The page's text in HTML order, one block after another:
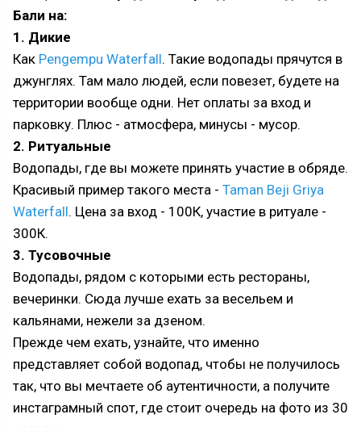
Бали на:
1. Дикие
Как Pengempu Waterfall. Такие водопады прячутся в
джунглях. Там мало людей, если повезет, будете на
территории вообще одни. Нет оплаты за вход и
парковку. Плюс - атмосфера, минусы - мусор.
2. Ритуальные
Водопады, где вы можете принять участие в обряде.
Красивый пример такого места - Taman Beji Griya
Waterfall. Цена за вход - 100К, участие в ритуале -
300К.
3. Тусовочные
Водопады, рядом с которыми есть рестораны,
вечеринки. Сюда лучше ехать за весельем и
кальянами, нежели за дзеном.
Прежде чем ехать, узнайте, что именно
представляет собой водопад, чтобы не получилось
так, что вы мечтаете об аутентичности, а получите
инстаграмный спот, где стоит очередь на фото из 30